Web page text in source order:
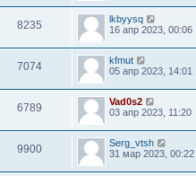
8235
lkbyysq
16 апр 2023, 00:06
7074
kfmut
05 апр 2023, 14:01
6789
Vad0s2
03 апр 2023, 11:20
9900
Serg_vtsh
31 мар 2023, 00:22